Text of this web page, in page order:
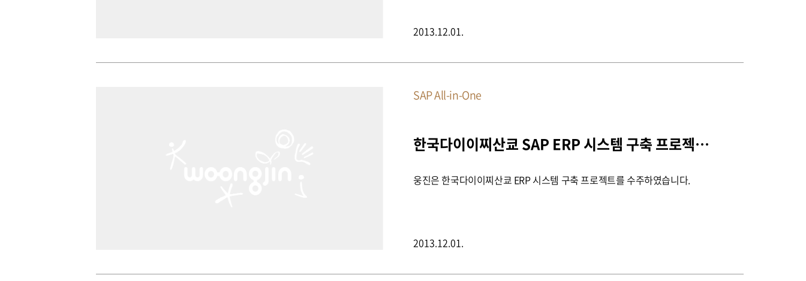
2013.12.01.
SAP All-in-One
한국다이이찌산쿄 SAP ERP 시스템 구축 프로젝트 수주
웅진은 한국다이이찌산쿄 ERP 시스템 구축 프로젝트를 수주하였습니다.
2013.12.01.